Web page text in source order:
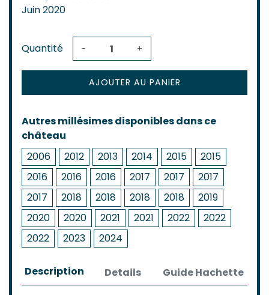
Juin 2020
Quantité - +
AJOUTER AU PANIER
Autres millésimes disponibles dans ce
château
2006
2012 2013 2014 2015
2015
2016
2016 2016 2017 2017
2017
2017
2018 2018 2018 2018
2019
2020
2020 2021 2021 2022
2022
2022
2023 2024
Description Details Guide Hachette